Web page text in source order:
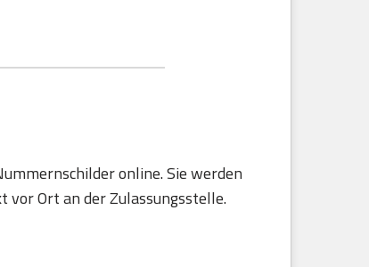
online. Sie werden
vor Ort an der Zulassungsstelle.